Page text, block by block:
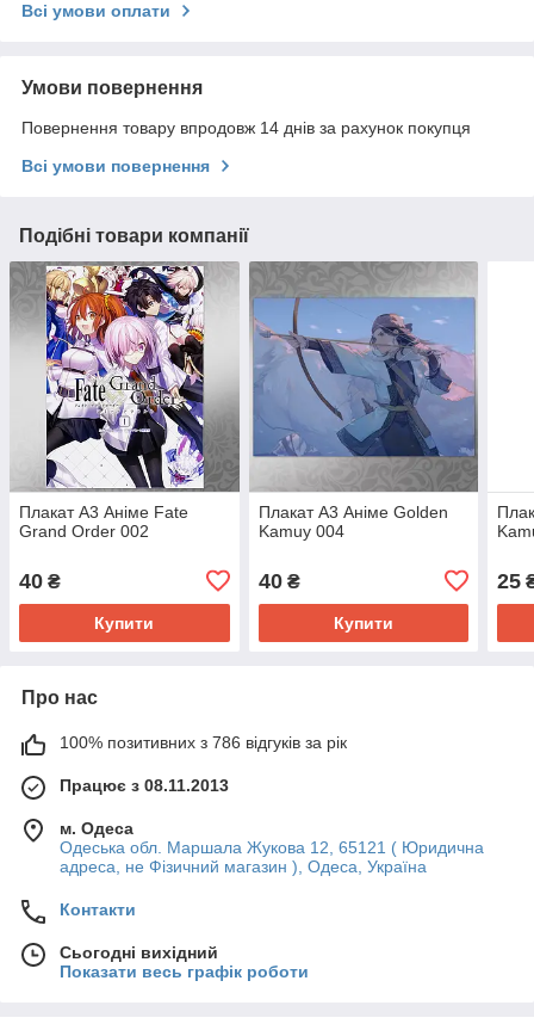
Всі умови оплати
Умови повернення
Повернення товару впродовж 14 днів за рахунок покупця
Всі умови повернення
Подібні товари компанії
Плакат А3 Аніме Fate
Grand Order 002
40 ₴
Купити
Плакат А3 Аніме Golden
Kamuy 004
40₴
Купити
25
Про нас
100% позитивних з 786 відгуків за рік
Працює з 08.11.2013
м. Одеса
Одеська обл. Маршала Жукова 12, 65121 ( Юридична
адреса, не Фізичний магазин ), Одеса, Україна
Контакти
Сьогодні вихідний
Показати весь графік роботи